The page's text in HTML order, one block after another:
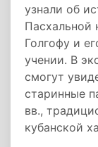
узнали об
Пасхальной
Голгофу и
учении. В
смогут
старинные
вв.,
кубанской